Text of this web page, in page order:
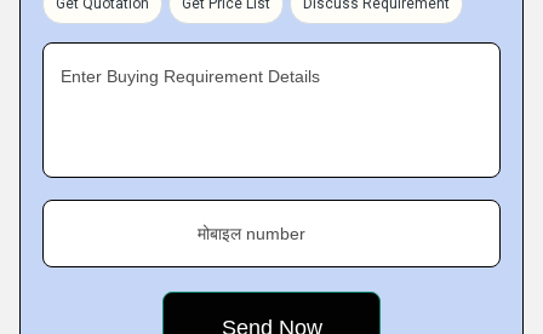
Electric Winch, Manual Stacker, Electric Hoist, Hand
Key Facts of Prime Engineers :
Get Quotation Get Price List Discuss Requirement
Enter Buying Requirement Details
मोबाइल number